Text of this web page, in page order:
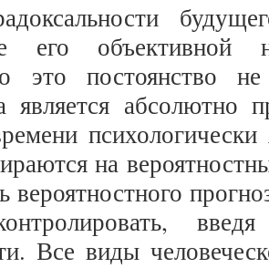
его объективной
это постоянство
является абсолютно
на
вероятностного
Все виды